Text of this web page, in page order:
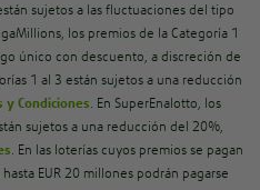
sujetos a las fluctuaciones del tipo
los premios de la Categoría 1
único con descuento, a discreción de
1 al 3 están sujetos a una reducción
y Condiciones. En SuperEnalotto, los
sujetos a una reducción del 20%,
. En las loterías cuyos premios se pagan
EUR 20 millones podrán pagarse